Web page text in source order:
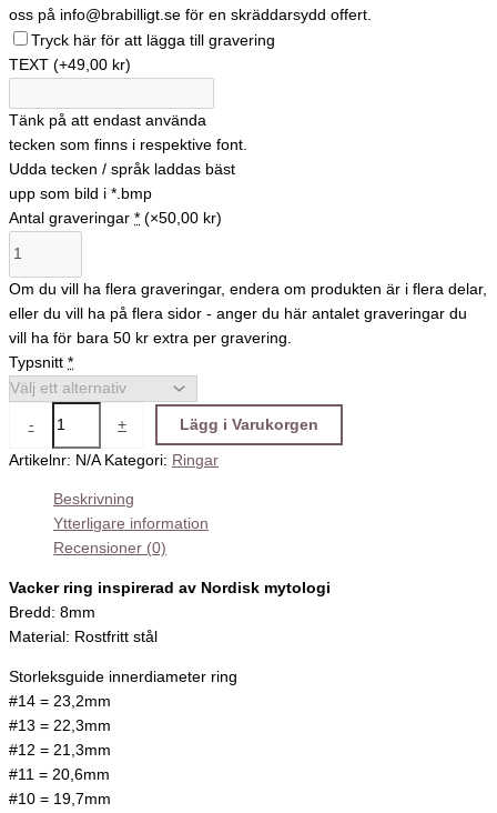
oss på info@brabilligt.se för en skräddarsydd offert.
Tryck här för att lägga till gravering
TEXT (+49,00 kr)
Tänk på att endast använda
tecken som finns i respektive font.
Udda tecken / språk laddas bäst
upp som bild i *.bmp
Antal graveringar * (×50,00 kr)
Om du vill ha flera graveringar, endera om produkten är i flera delar,
eller du vill ha på flera sidor - anger du här antalet graveringar du
vill ha för bara 50 kr extra per gravering.
Typsnitt *
- + Lägg i Varukorgen
Artikelnr: N/A Kategori: Ringar
Beskrivning
Ytterligare information
Recensioner (0)
Vacker ring inspirerad av Nordisk mytologi
Bredd: 8mm
Material: Rostfritt stål
Storleksguide innerdiameter ring
#14 = 23,2mm
#13 = 22,3mm
#12 = 21,3mm
#11 = 20,6mm
#10 = 19,7mm